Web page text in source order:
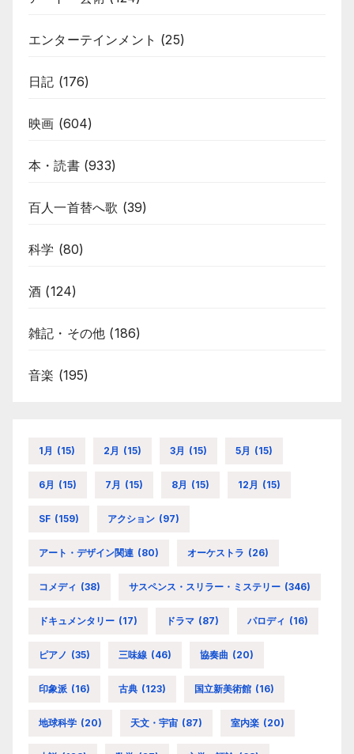
エンターテインメント (25)
日記 (176)
映画 (604)
本・読書(933)
百人一首替へ歌 (39)
科学 (80)
酒 (124)
雑記・その他 (186)
音楽 (195)
1月 (15) 2月 (15) 3月 (15) 5月 (15)
6月 (15) 7月 (15) 8月 (15) 12月 (15)
SF (159) アクション (97)
アート・デザイン関連 (80) オーケストラ (26)
コメディ (38) サスペンス・スリラー・ミステリー (346)
ドキュメンタリー (17) ドラマ (87) パロディ (16)
ピアノ (35) 三味線 (46) 協奏曲 (20)
印象派 (16) 古典 (123) 国立新美術館 (16)
地球科学 (20) 天文・宇宙 (87) 室内楽 (20)